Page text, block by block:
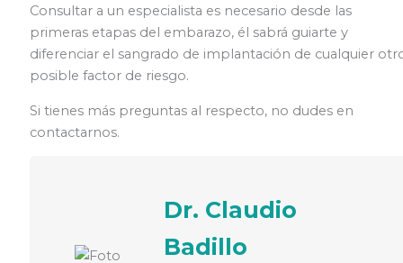
Consultar a un especialista es necesario desde las
primeras etapas del embarazo, él sabrá guiarte y
diferenciar el sangrado de implantación de cualquier
posible factor de riesgo.
Si tienes más preguntas al respecto, no dudes en
contactarnos.
Dr. Claudio
Badillo